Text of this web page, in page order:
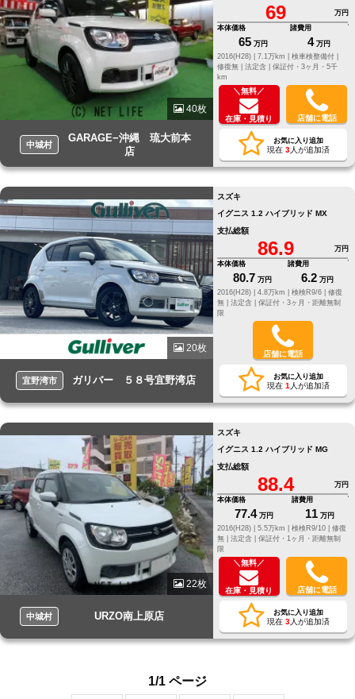
40枚
中城村
GARAGE−沖縄 琉大前本
店
69
万円
本体価格
65 万円
諸費用
4 万円
2016(H28) |
7.1万km |
検車検整備付 |
修復無 | 法定含 | 保証付・3ヶ月・5千
km
＼無料／
在庫・見積り 店舗に電話
お気に入り追加
現在 3人が追加済
20枚
宜野湾市 ガリバー ５８号宜野湾店
スズキ
イグニス 1.2 ハイブリッド MX
支払総額
86.9
万円
本体価格
80.7 万円
諸費用
6.2 万円
2016(H28) |
4.8万km | 検検R9/6 | 修復
無 | 法定含 | 保証付・3ヶ月・距離無制
限
店舗に電話
お気に入り追加
現在 1 人が追加済
22枚
中城村 URZO南上原店
スズキ
イグニス 1.2 ハイブリッド MG
支払総額
88.4
万円
本体価格
77.4 万円
諸費用
11 万円
2016(H28) |
5.5万km | 検検R9/10 | 修復
無 | 法定含 | 保証付・1ヶ月・距離無制
限
＼無料／
在庫・見積り 店舗に電話
お気に入り追加
現在 3人が追加済
1/1 ページ